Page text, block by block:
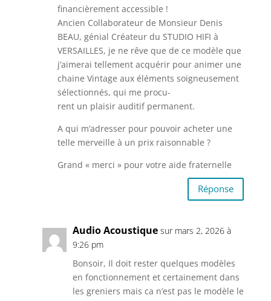
financièrement accessible !
Ancien Collaborateur de Monsieur Denis
BEAU, génial Créateur du STUDIO HIFI à
VERSAILLES, je ne rêve que de ce modèle que
j’aimerai tellement acquérir pour animer une
chaine Vintage aux éléments soigneusement
sélectionnés, qui me procu-
rent un plaisir auditif permanent.
A qui m’adresser pour pouvoir acheter une
telle merveille à un prix raisonnable ?
Grand « merci » pour votre aide fraternelle
Réponse
Audio Acoustique sur mars 2, 2026 à
9:26 pm
Bonsoir, Il doit rester quelques modèles
en fonctionnement et certainement dans
les greniers mais ca n’est pas le modèle le